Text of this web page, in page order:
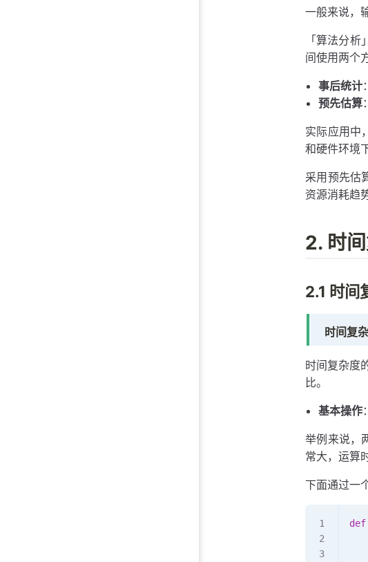
一般来说，
「算法分
间使用两个
事后统计
预先估算
实际应用中
和硬件环境
采用预先估
资源消耗趋势
2. 时
2.1 时间
时间复
时间复杂度
比。
基本操作
举例来说，
常大，运算
下面通过一
def